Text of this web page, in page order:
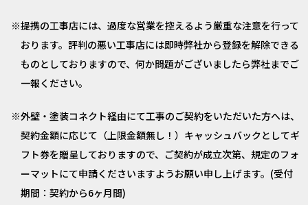
提携の工事店には、過度な営業を控えるよう厳重な注意を行って
おります。評判の悪い工事店には即時弊社から登録を解除できる
ものとしておりますので、何か問題がございましたら弊社までご
一報ください。
外壁・塗装コネクト経由にて工事のご契約をいただいた方へは、
契約金額に応じて（上限金額無し！）キャッシュバックとしてギ
フト券を贈呈しておりますので、ご契約が成立次第、規定のフォ
ーマットにて申請くださいますようお願い申し上げます。(受付
期間：契約から6ヶ月間)